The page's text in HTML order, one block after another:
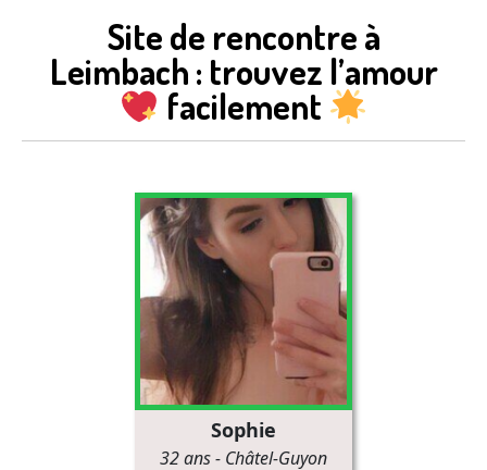
Site de rencontre à
Leimbach : trouvez l’amour
facilement